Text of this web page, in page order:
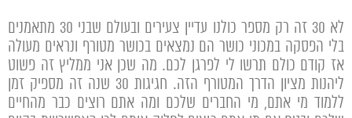
לא 30 זה רק מספר כולנו עדיין צעירים ובעולם שבני 30 מתאמנים
בלי הפסקה במכוני כושר הם נמצאים בכושר מטורף ונראים מעולה
אז קודם כולם תרשו לי לפרגן לכם. מה שכן אני ממליץ זה פשוט
ליהנות מציון הדרך המטורף הזה. חגיגות 30 שנה זה מספיק זמן
ללמוד מי אתם, מי החברים שלכם ומה אתם רוצים כבר מהחיים